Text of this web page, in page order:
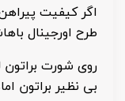
اگر کیفیت
طرح اورجینال
روی شورت
بی نظیر براتون